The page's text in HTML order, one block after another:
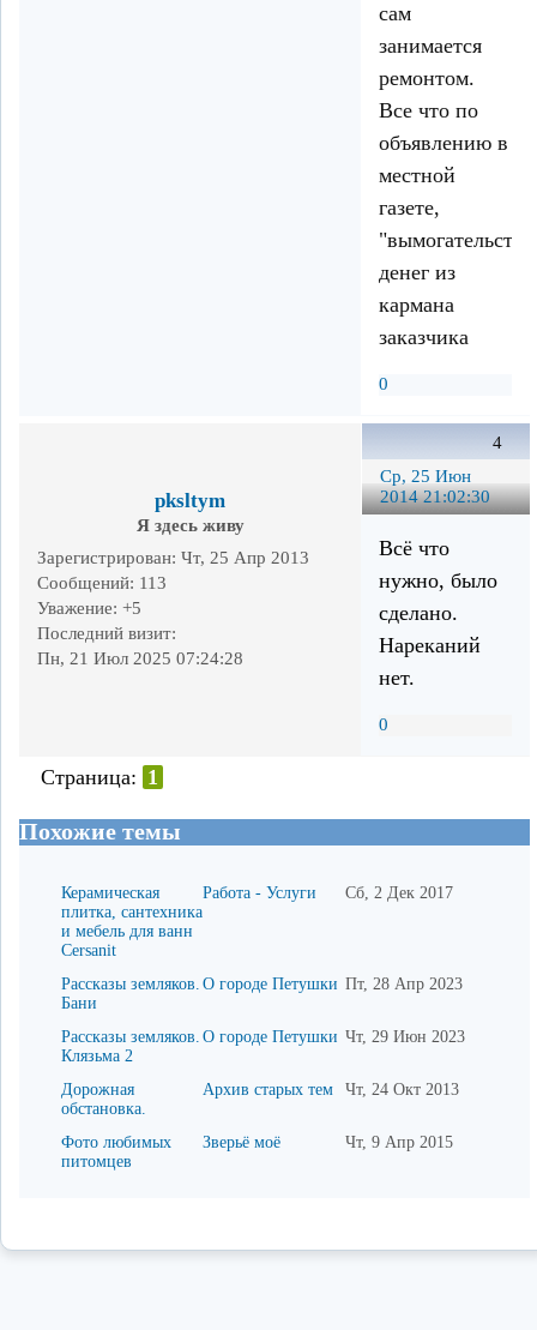
сам
занимается
ремонтом.
Все что по
объявлению в
местной
газете,
денег из
кармана
заказчика
0
4
Ср, 25 Июн
2014 21:02:30
pksltym
Я здесь живу
Зарегистрирован: Чт, 25 Апр 2013
Сообщений: 113
Уважение: +5
Последний визит:
Пн, 21 Июл 2025 07:24:28
Всё что
нужно, было
сделано.
Нареканий
нет.
0
Страница: 1
Похожие темы
Керамическая
плитка, сантехника
и мебель для ванн
Cersanit
Работа - Услуги Сб, 2 Дек 2017
Рассказы земляков.
Бани
О городе Петушки Пт, 28 Апр 2023
Рассказы земляков.
Клязьма 2
О городе Петушки Чт, 29 Июн 2023
Дорожная
обстановка.
Архив старых тем Чт, 24 Окт 2013
Фото любимых
питомцев
Зверьё моё Чт, 9 Апр 2015